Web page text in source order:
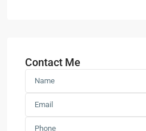
Contact Me